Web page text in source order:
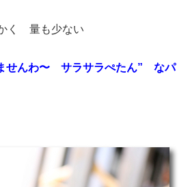
く 量も少ない
せんわ〜 サラサラぺたん” なパ